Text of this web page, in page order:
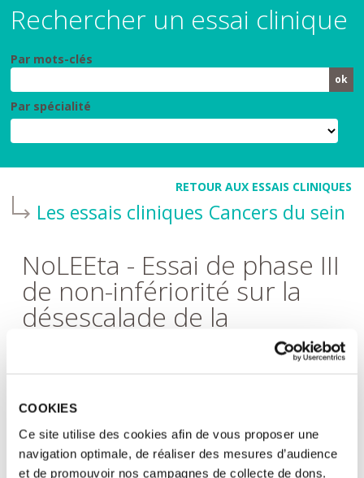
COOKIES
Ce site utilise des cookies afin de vous proposer une
navigation optimale, de réaliser des mesures d’audience
et de promouvoir nos campagnes de collecte de dons.
Rechercher un essai clinique
Par mots-clés
Par spécialité
Les essais cliniques Cancers du sein
RETOUR AUX ESSAIS CLINIQUES
NoLEEta - Essai de phase III
de non-infériorité sur la
désescalade de la
chimiothérapie dans le
cancer du sein précoce à
risque intermédiaire,
récepteurs hormonaux
positifs et Her2 négatif,